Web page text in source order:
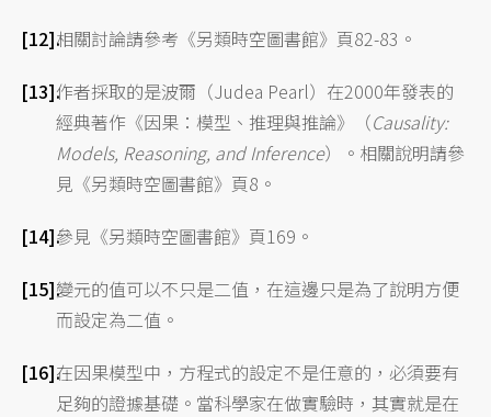
相關討論請參考《另類時空圖書館》頁82-83。
作者採取的是波爾（Judea Pearl）在2000年發表的
經典著作《因果：模型、推理與推論》（Causality:
Models, Reasoning, and Inference）。相關說明請參
見《另類時空圖書館》頁8。
參見《另類時空圖書館》頁169。
變元的值可以不只是二值，在這邊只是為了說明方便
而設定為二值。
在因果模型中，方程式的設定不是任意的，必須要有
足夠的證據基礎。當科學家在做實驗時，其實就是在